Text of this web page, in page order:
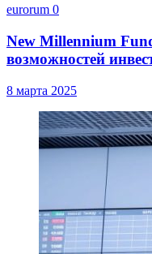
eurorum 0
New Millennium
возможностей
8 марта 2025